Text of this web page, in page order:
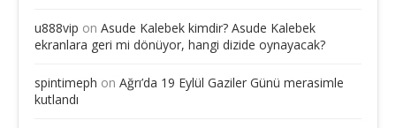
u888vip on Asude Kalebek kimdir? Asude Kalebek
ekranlara geri mi dönüyor, hangi dizide oynayacak?
spintimeph on Ağrı’da 19 Eylül Gaziler Günü merasimle
kutlandı